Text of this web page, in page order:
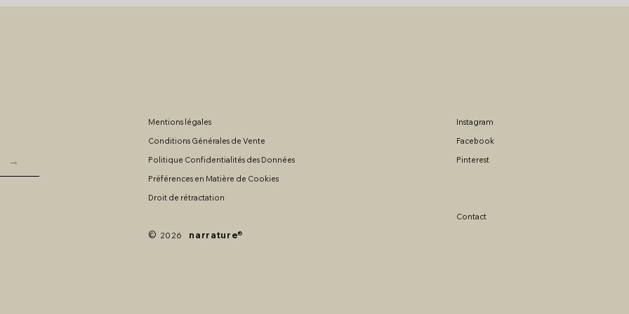
→
Mentions légales
Conditions Générales de Vente
Politique Confidentialités des Données
Préférences en Matière de Cookies
Droit de rétractation
© 2026 narrature®
Instagram
Facebook
Pinterest
Contact